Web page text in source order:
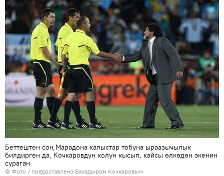
Беттештен соң Марадона калыстар тобуна ыраазычылык
билдирген да, Кочкаровдун колун кысып, кайсы өлкөдөн экенин
сураган
© Фото / предоставлено Бахадыром Кочкаровым